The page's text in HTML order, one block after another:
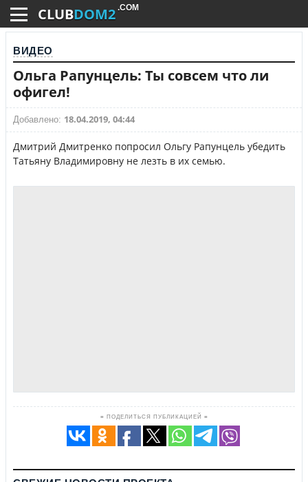
CLUBDOM2 .COM
ВИДЕО
Ольга Рапунцель: Ты совсем что ли
офигел!
Добавлено: 18.04.2019, 04:44
Дмитрий Дмитренко попросил Ольгу Рапунцель убедить
Татьяну Владимировну не лезть в их семью.
≡ ПОДЕЛИТЬСЯ ПУБЛИКАЦИЕЙ ≡